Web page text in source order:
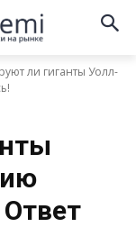
ли гиганты Уолл-